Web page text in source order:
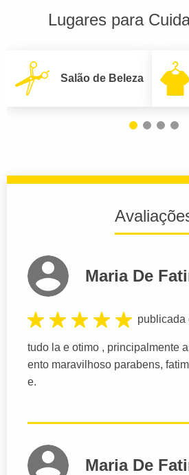
Lugares para
Salão de Beleza
Maria De
publicada
tudo la e otimo , principalmente
ento maravilhoso parabens,
e.
Maria De